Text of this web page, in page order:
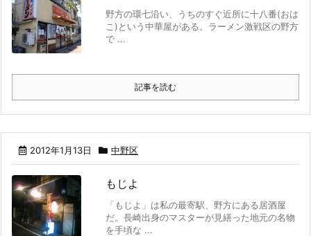
野方の環七沿い、うちのすぐ近所に十八番(おは
こ)という中華屋がある。ラーメン激戦区の野方
で ...
記事を読む
2012年1月13日 中野区
もじよ
「もじよ」は私の最寄駅、野方にある居酒屋
だ。長崎出身のマスターが見繕った地元の名物
を手頃な ...